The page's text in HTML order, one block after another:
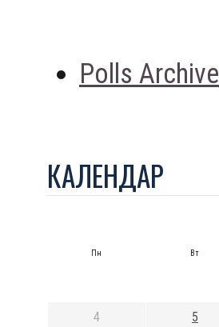
Polls Archive
КАЛЕНДАР
Пн Вт
4 5